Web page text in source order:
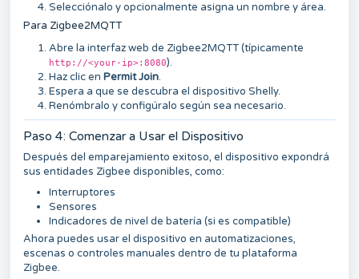
Selecciónalo y opcionalmente asigna un nombre y área.
Para Zigbee2MQTT
Abre la interfaz web de Zigbee2MQTT (típicamente
http://<your-ip>:8080).
Haz clic en Permit Join.
Espera a que se descubra el dispositivo Shelly.
Renómbralo y configúralo según sea necesario.
Paso 4: Comenzar a Usar el Dispositivo
Después del emparejamiento exitoso, el dispositivo expondrá
sus entidades Zigbee disponibles, como:
Interruptores
Sensores
Indicadores de nivel de batería (si es compatible)
Ahora puedes usar el dispositivo en automatizaciones,
escenas o controles manuales dentro de tu plataforma
Zigbee.